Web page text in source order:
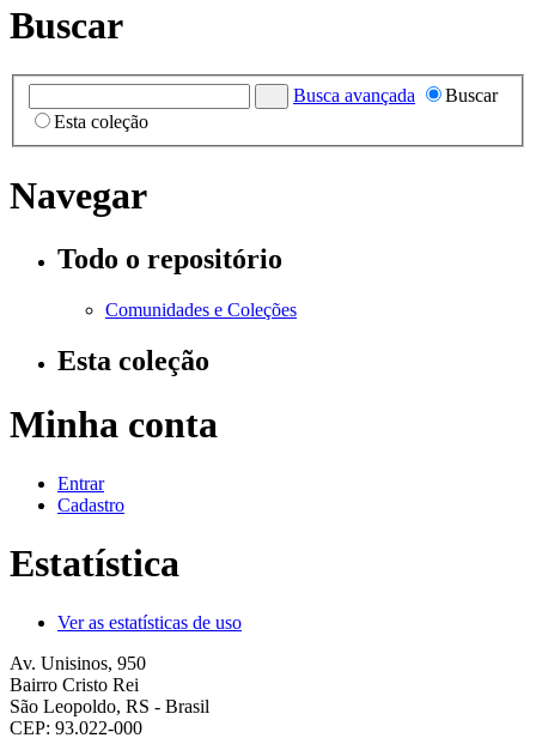
Buscar
Busca avançada
Buscar
Esta coleção
Navegar
Todo o repositório
Comunidades e Coleções
Esta coleção
Minha conta
Entrar
Cadastro
Estatística
Ver as estatísticas de uso
Av. Unisinos, 950
Bairro Cristo Rei
São Leopoldo, RS - Brasil
CEP: 93.022-000